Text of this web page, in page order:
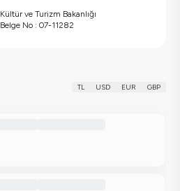
Kültür ve Turizm Bakanlığı
Belge No : 07-11282
TL USD EUR GBP